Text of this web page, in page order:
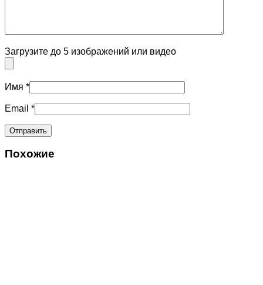
Загрузите до 5 изображений или видео
Имя *
Email *
Похожие